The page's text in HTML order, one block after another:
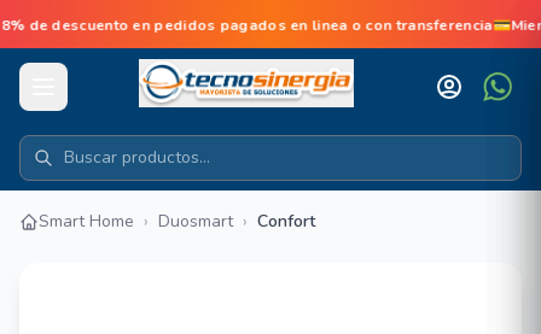
de descuento en pedidos pagados en linea o con
Smart Home › Duosmart › Confort